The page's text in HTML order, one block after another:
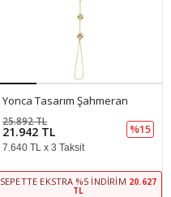
Yonca Tasarım Şahmeran
21.942 TL
25.892 TL
%15
7.640 TL x 3 Taksit
SEPETTE EKSTRA %5 İNDIRIM 20.627
TL